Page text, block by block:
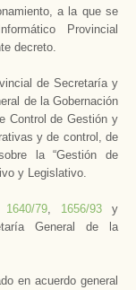
a la que se
Provincial
decreto.
de Secretaría y
de la Gobernación
Control de Gestión y
y de control, de
la “Gestión de
y Legislativo.
79, 1656/93 y
General de
la
en acuerdo general